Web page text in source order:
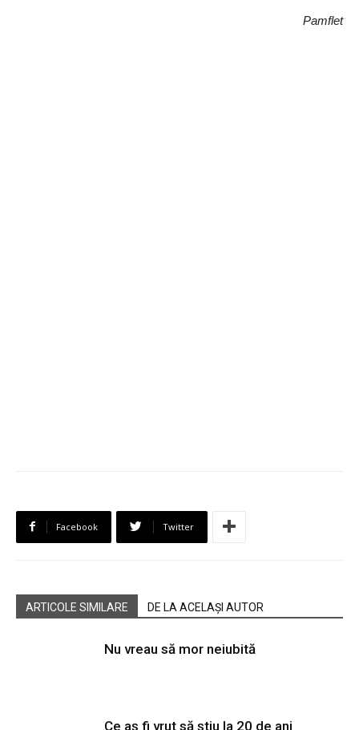
Pamflet
Facebook Twitter
ARTICOLE SIMILARE DE LA ACELAȘI AUTOR
Nu vreau să mor neiubită
Ce aș fi vrut să știu la 20 de ani